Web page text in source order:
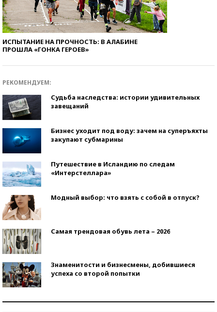
ИСПЫТАНИЕ НА ПРОЧНОСТЬ: В АЛАБИНЕ
ПРОШЛА «ГОНКА ГЕРОЕВ»
РЕКОМЕНДУЕМ:
Судьба наследства: истории удивительных
завещаний
Бизнес уходит под воду: зачем на суперъяхты
закупают субмарины
Путешествие в Исландию по следам
«Интерстеллара»
Модный выбор: что взять с собой в отпуск?
Самая трендовая обувь лета – 2026
Знаменитости и бизнесмены, добившиеся
успеха со второй попытки